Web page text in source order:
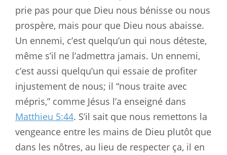
prie pas pour que Dieu nous bénisse ou nous
prospère, mais pour que Dieu nous abaisse.
Un ennemi, c’est quelqu’un qui nous déteste,
même s’il ne l’admettra jamais. Un ennemi,
c’est aussi quelqu’un qui essaie de profiter
injustement de nous; il “nous traite avec
mépris,” comme Jésus l’a enseigné dans
Matthieu 5:44. S’il sait que nous remettons la
vengeance entre les mains de Dieu plutôt que
dans les nôtres, au lieu de respecter ça, il en